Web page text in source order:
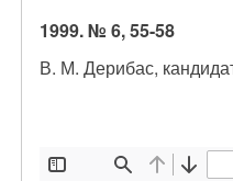
1999. № 6, 55-58
В. М. Дерибас,